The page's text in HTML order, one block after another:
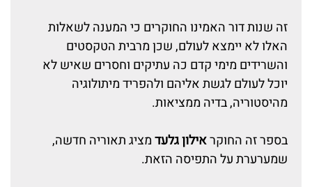
זה שנות דור האמינו החוקרים כי המענה לשאלות
האלו לא יימצא לעולם, שכן מרבית הטקסטים
והשרידים מימי קדם כה עתיקים וחסרים שאיש לא
יוכל לעולם לגשת אליהם ולהפריד מיתולוגיה
מהיסטוריה, בדיה ממציאות.
בספר זה החוקראילון גלעדמציג תאוריה חדשה,
שמערערת על התפיסה הזאת.